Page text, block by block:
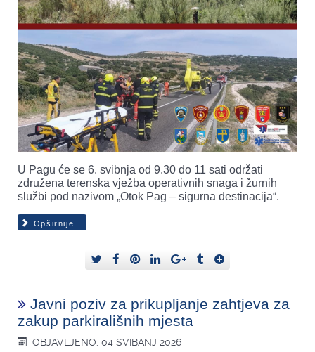
U Pagu će se 6. svibnja od 9.30 do 11 sati održati
združena terenska vježba operativnih snaga i žurnih
službi pod nazivom „Otok Pag – sigurna destinacija“.
Opširnije...
Javni poziv za prikupljanje zahtjeva za
zakup parkirališnih mjesta
OBJAVLJENO: 04 SVIBANJ 2026